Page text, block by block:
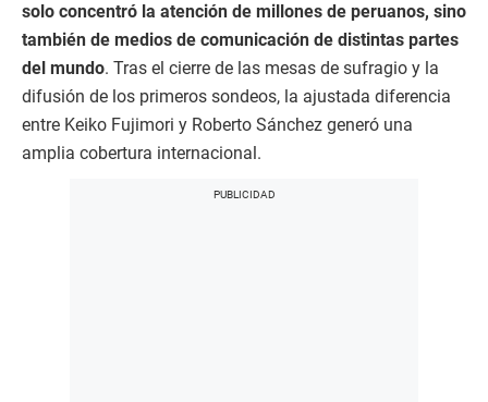
solo concentró la atención de millones de peruanos, sino
también de medios de comunicación de distintas partes
del mundo. Tras el cierre de las mesas de sufragio y la
difusión de los primeros sondeos, la ajustada diferencia
entre Keiko Fujimori y Roberto Sánchez generó una
amplia cobertura internacional.